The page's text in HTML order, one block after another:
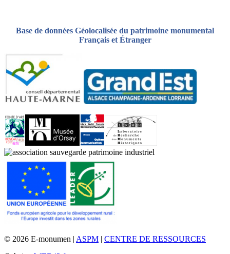
Base de données Géolocalisée du patrimoine monumental
Français et Étranger
© 2026 E-monumen | ASPM | CENTRE DE RESSOURCES